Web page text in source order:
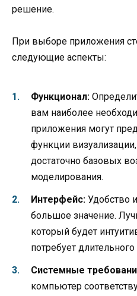
решение.
При выборе приложения
следующие аспекты:
Функционал:
вам наиболее
приложения могут
функции
достаточно базовых
моделирования.
Интерфейс: Удобство
большое значение.
который будет
потребует длительного
Системные
компьютер